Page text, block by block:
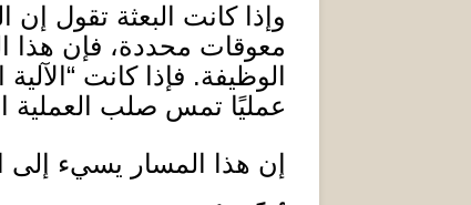
وإذا كانت البعثة تقول إن
معوقات محددة، فإن هذا
الوظيفة. فإذا كانت
عمليًا تمس صلب العملية
إن هذا المسار يسيء إلى